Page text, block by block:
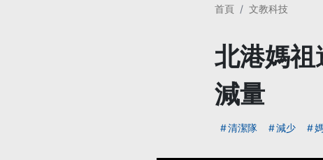
首頁 文教科技
北港媽祖
減量
清潔隊 減少